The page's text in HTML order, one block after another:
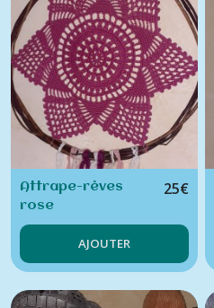
Attrape-rêves
rose
25€
AJOUTER